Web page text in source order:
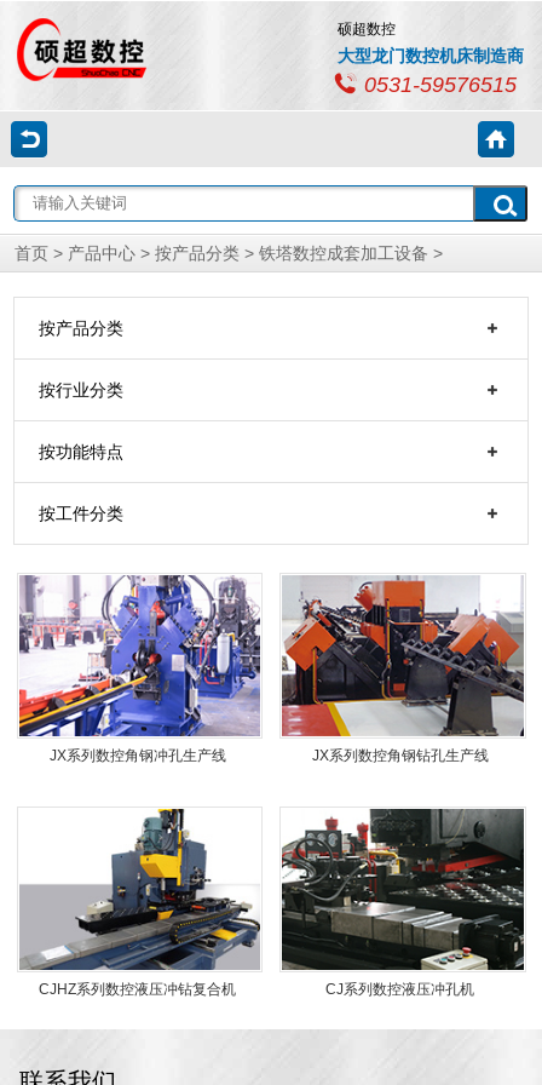
硕超数控
大型龙门数控机床制造商
0531-59576515
首页 > 产品中心 > 按产品分类 > 铁塔数控成套加工设备 >
按产品分类
按行业分类
按功能特点
按工件分类
JX系列数控角钢冲孔生产线 JX系列数控角钢钻孔生产线
CJHZ系列数控液压冲钻复合机 CJ系列数控液压冲孔机